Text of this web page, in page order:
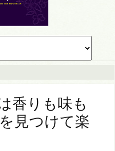
香りも味も
見つけて楽